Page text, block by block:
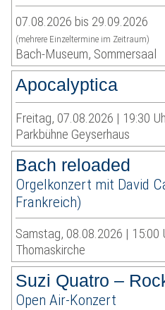
07.08.2026 bis 29.09.2026
(mehrere Einzeltermine im Zeitraum)
Bach-Museum, Sommersaal
Apocalyptica
Freitag, 07.08.2026 | 19:30
Parkbühne Geyserhaus
Bach reloaded
Orgelkonzert mit David
Frankreich)
Samstag, 08.08.2026 | 15:00
Thomaskirche
Suzi Quatro –
Open Air-Konzert